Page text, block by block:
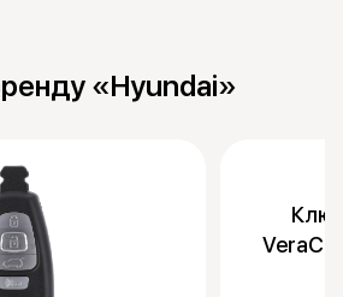
«Hyundai»